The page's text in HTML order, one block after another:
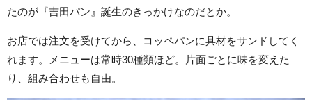
たのが『吉田パン』誕生のきっかけなのだとか。
お店では注文を受けてから、コッペパンに具材をサンドしてく
れます。メニューは常時30種類ほど。片面ごとに味を変えた
り、組み合わせも自由。